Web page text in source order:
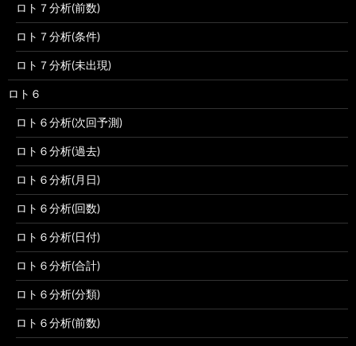
ロト７分析(前数)
ロト７分析(条件)
ロト７分析(未出現)
ロト６
ロト６分析(次回予測)
ロト６分析(過去)
ロト６分析(月日)
ロト６分析(回数)
ロト６分析(日付)
ロト６分析(合計)
ロト６分析(分類)
ロト６分析(前数)